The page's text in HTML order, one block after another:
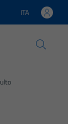
Lingua attiva:
ITA